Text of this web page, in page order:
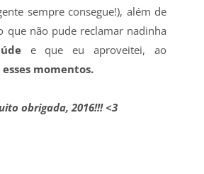
sempre consegue!), além de
que não pude reclamar nadinha
e que eu aproveitei, ao
momentos.
obrigada, 2016!!! <3